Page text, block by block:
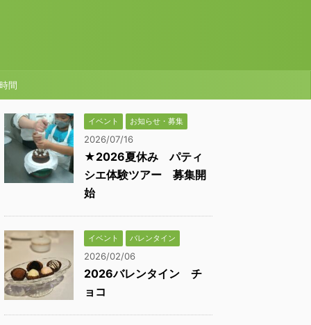
間
イベント お知らせ・募集
2026/07/16
★2026夏休み パティ
シエ体験ツアー 募集開
始
イベント バレンタイン
2026/02/06
2026バレンタイン チ
ョコ